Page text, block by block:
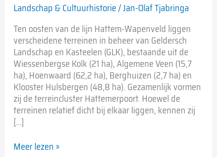
Landschap & Cultuurhistorie/Jan-Olaf Tjabringa
Ten oosten van de lijn Hattem-Wapenveld liggen
verscheidene terreinen in beheer van Geldersch
Landschap en Kasteelen (GLK), bestaande uit de
Wiessenbergse Kolk (21 ha), Algemene Veen (15,7
ha), Hoenwaard (62,2 ha), Berghuizen (2,7 ha) en
Klooster Hulsbergen (48,8 ha). Gezamenlijk vormen
zij de terreincluster Hattemerpoort. Hoewel de
terreinen relatief dicht bij elkaar liggen, kennen zij
[…]
Meer lezen »